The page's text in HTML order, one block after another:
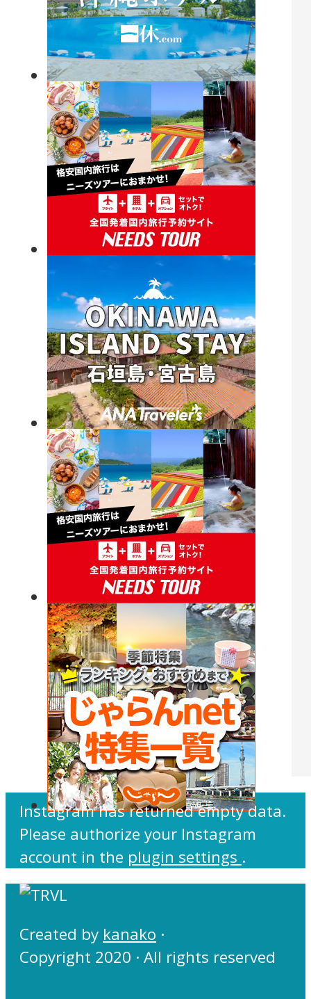
Instagram has returned empty data.
Please authorize your Instagram
account in the plugin settings .
Created by kanako ·
Copyright 2020 · All rights reserved